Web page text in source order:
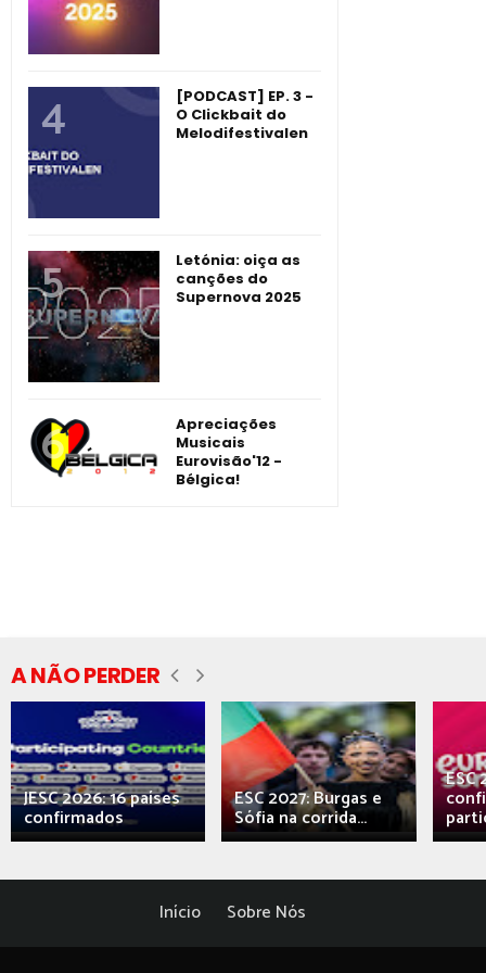
[PODCAST] EP. 3 -
O Clickbait do
Melodifestivalen
Letónia: oiça as
canções do
Supernova 2025
Apreciações
Musicais
Eurovisão'12 -
Bélgica!
A NÃO PERDER
JESC 2026: 16 países
confirmados
ESC 2027: Burgas e
Sófia na corrida...
ESC
Início Sobre Nós